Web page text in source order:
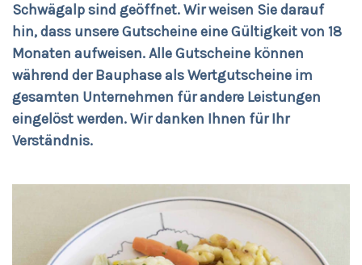
Schwägalp sind geöffnet. Wir weisen Sie darauf
hin, dass unsere Gutscheine eine Gültigkeit von 18
Monaten aufweisen. Alle Gutscheine können
während der Bauphase als Wertgutscheine im
gesamten Unternehmen für andere Leistungen
eingelöst werden. Wir danken Ihnen für Ihr
Verständnis.